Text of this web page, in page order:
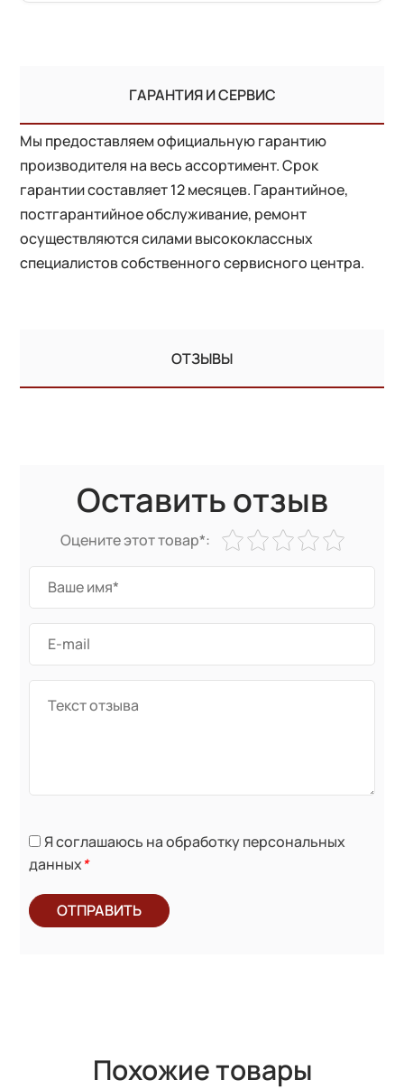
ГАРАНТИЯ И СЕРВИС
Мы предоставляем официальную гарантию
производителя на весь ассортимент. Срок
гарантии составляет 12 месяцев. Гарантийное,
постгарантийное обслуживание, ремонт
осуществляются силами высококлассных
специалистов собственного сервисного центра.
ОТЗЫВЫ
Оставить отзыв
Оцените этот товар*:
Я соглашаюсь на обработку персональных
данных*
ОТПРАВИТЬ
Похожие товары